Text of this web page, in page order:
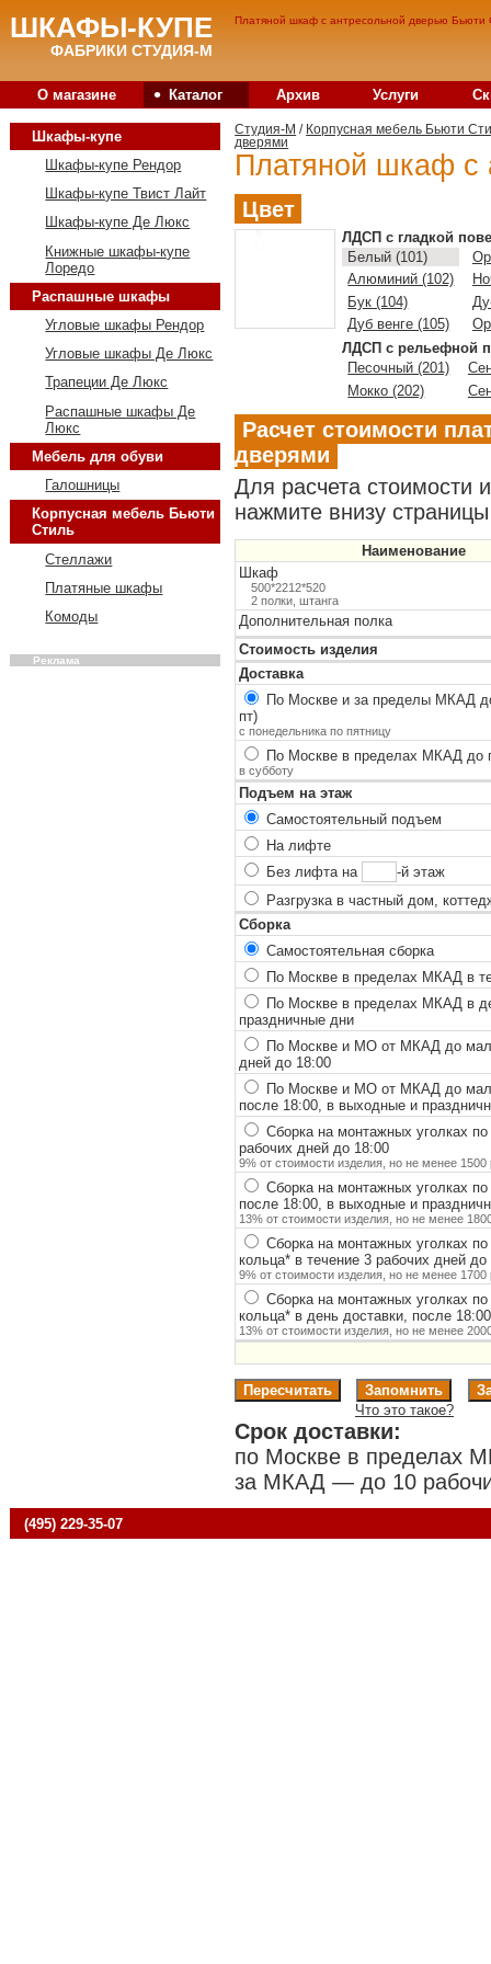
Платяной шкаф с антресольной дверью
ШКАФЫ-КУПЕ
ФАБРИКИ СТУДИЯ-М
О магазине • Каталог Архив Услуги
Студия-M / Корпусная мебель Бьюти
дверями
Платяной шкаф с
Цвет
ЛДСП с гладкой
Белый (101)
Алюминий (102)
Бук (104)
Дуб венге (105)
ЛДСП с рельефной
Песочный (201)
Мокко (202)
Расчет стоимости
дверями
Для расчета стоимости
нажмите внизу
Наименование
Шкаф
500*2212*520
2 полки, штанга
Дополнительная полка
Стоимость изделия
Доставка
По Москве и за пределы МКАД
пт)
с понедельника по пятницу
По Москве в пределах МКАД до
в субботу
Подъем на этаж
Самостоятельный подъем
На лифте
Без лифта на
-й этаж
Разгрузка в частный дом,
Сборка
Самостоятельная сборка
По Москве в пределах МКАД в
По Москве в пределах МКАД в
праздничные дни
По Москве и МО от МКАД до
дней до 18:00
По Москве и МО от МКАД до
после 18:00, в выходные и
Сборка на монтажных уголках
рабочих дней до 18:00
9% от стоимости изделия, но не менее 1500
Сборка на монтажных уголках
после 18:00, в выходные и
13% от стоимости изделия, но не менее
Сборка на монтажных уголках
кольца*в течение 3 рабочих дней до
9% от стоимости изделия, но не менее 1700
Сборка на монтажных уголках
кольца*в день доставки, после
13% от стоимости изделия, но не менее
Что это такое?
Срок доставки:
по Москве в пределах
за МКАД — до 10
Шкафы-купе
Шкафы-купе Рендор
Шкафы-купе Твист Лайт
Шкафы-купе Де Люкс
Книжные шкафы-купе
Лоредо
Распашные шкафы
Угловые шкафы Рендор
Угловые шкафы Де Люкс
Трапеции Де Люкс
Распашные шкафы Де
Люкс
Мебель для обуви
Галошницы
Корпусная мебель Бьюти
Стиль
Стеллажи
Платяные шкафы
Комоды
Реклама
(495) 229-35-07